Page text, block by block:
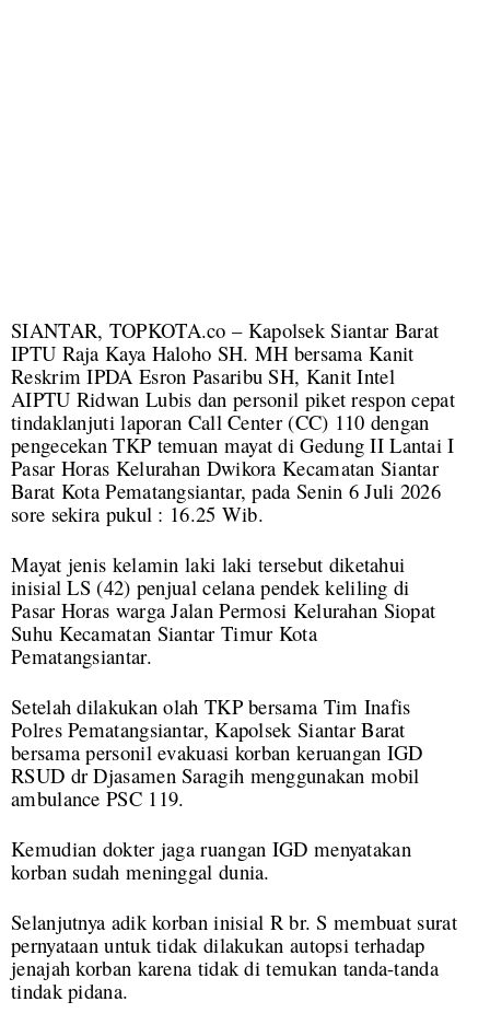
SIANTAR, TOPKOTA.co – Kapolsek Siantar Barat
IPTU Raja Kaya Haloho SH. MH bersama Kanit
Reskrim IPDA Esron Pasaribu SH, Kanit Intel
AIPTU Ridwan Lubis dan personil piket respon cepat
tindaklanjuti laporan Call Center (CC) 110 dengan
pengecekan TKP temuan mayat di Gedung II Lantai I
Pasar Horas Kelurahan Dwikora Kecamatan Siantar
Barat Kota Pematangsiantar, pada Senin 6 Juli 2026
sore sekira pukul : 16.25 Wib.
Mayat jenis kelamin laki laki tersebut diketahui
inisial LS (42) penjual celana pendek keliling di
Pasar Horas warga Jalan Permosi Kelurahan Siopat
Suhu Kecamatan Siantar Timur Kota
Pematangsiantar.
Setelah dilakukan olah TKP bersama Tim Inafis
Polres Pematangsiantar, Kapolsek Siantar Barat
bersama personil evakuasi korban keruangan IGD
RSUD dr Djasamen Saragih menggunakan mobil
ambulance PSC 119.
Kemudian dokter jaga ruangan IGD menyatakan
korban sudah meninggal dunia.
Selanjutnya adik korban inisial R br. S membuat surat
pernyataan untuk tidak dilakukan autopsi terhadap
jenajah korban karena tidak di temukan tanda-tanda
tindak pidana.